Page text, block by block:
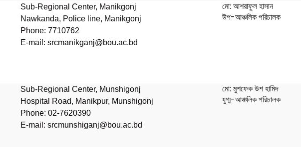
Sub-Regional Center, Manikgonj
Nawkanda, Police line, Manikgonj
Phone: 7710762
E-mail: srcmanikganj@bou.ac.bd
মো: আশরাফুল হাসান
উপ-আঞ্চলিক পরিচালক
Sub-Regional Center, Munshigonj
Hospital Road, Manikpur, Munshigonj
Phone: 02-7620390
E-mail:srcmunshiganj@bou.ac.bd
মো: মুশফেক উশ হামিদ
যুগ্ম-আঞ্চলিক পরিচালক